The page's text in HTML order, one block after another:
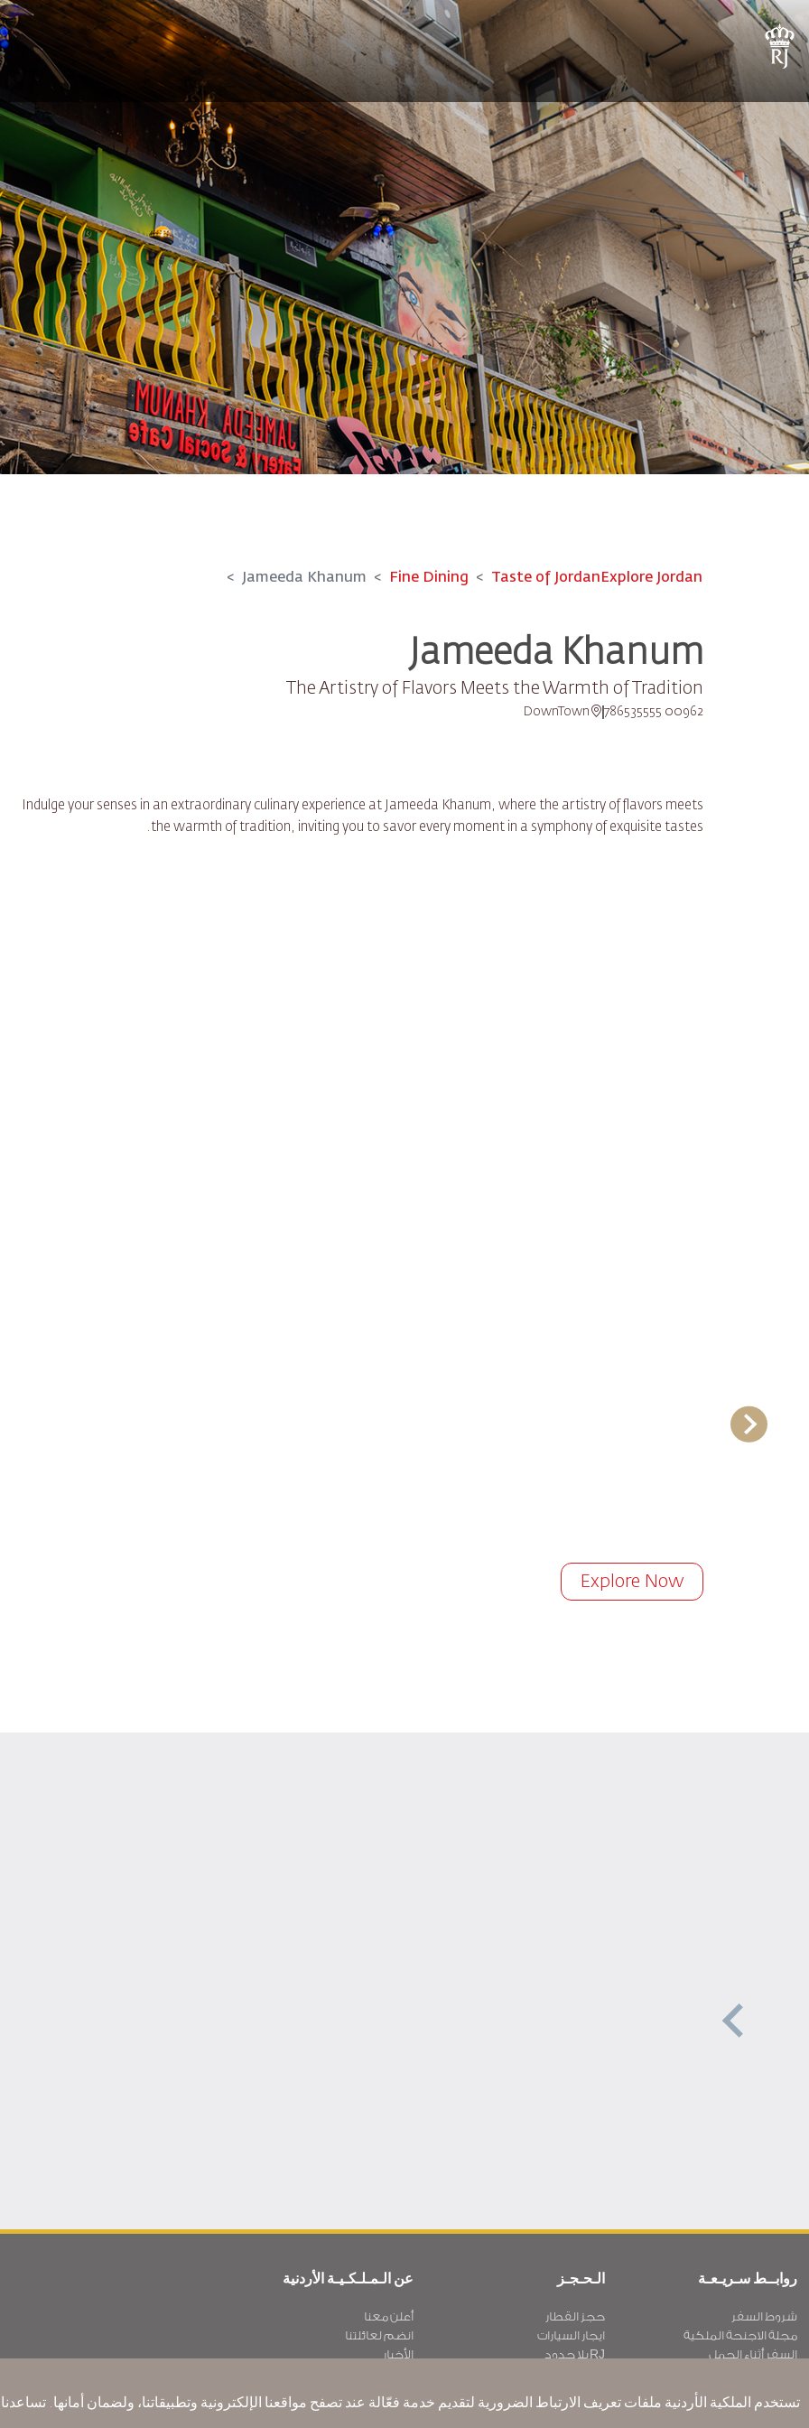
Explore Jordan
Taste of Jordan
Fine Dining
Jameeda Khanum
Jameeda Khanum
The Artistry of Flavors Meets the Warmth of Tradition
00962 786535555
DownTown
Indulge your senses in an extraordinary culinary experience at Jameeda Khanum, where the artistry of flavors meets
the warmth of tradition, inviting you to savor every moment in a symphony of exquisite tastes.
Explore Now
روابــط سـريـعـة
شروط السفر
مجلة الاجنحة الملكية
السفر أثناء الحمل
ذوي الاحتياجات الخاصة
ون وورلد
الـحـجـز
حجز القطار
ايجار السيارات
RJ بلا حدود
تكرم
الإقامه لمسافري الترانزيت
عن الـمـلـكـيـة الأردنية
أعلن معنا
انضم لعائلتنا
الأخبار
مكاتبنا حول العالم
أرسل ملاحظتك
تستخدم الملكية الأردنية ملفات تعريف الارتباط الضرورية لتقديم خدمة فعّالة عند تصفح مواقعنا الإلكترونية وتطبيقاتنا، ولضمان أمانها.